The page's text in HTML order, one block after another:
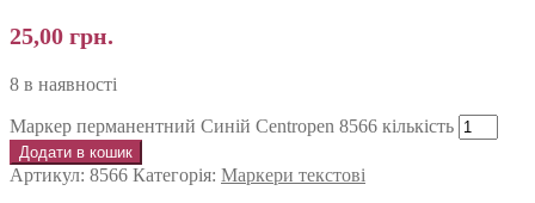
25,00 грн.
8 в наявності
Маркер перманентний Синій Centropen 8566 кількість
Додати в кошик
Артикул: 8566 Категорія: Маркери текстові